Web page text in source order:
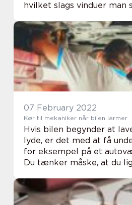
hvilket slags vinduer man
man kan tage til
køber si...
07 February 2022
Kør til mekaniker når bilen larmer
Hvis bilen begynder at
lyde, er det med at få
for eksempel på et
Du tænker måske, at du
der kommer mærkelig
kørsl...